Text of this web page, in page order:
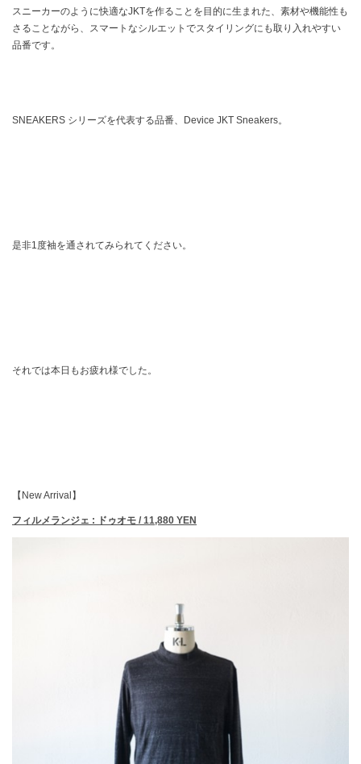
スニーカーのように快適なJKTを作ることを目的に生まれた、素材や機能性も
さることながら、スマートなシルエットでスタイリングにも取り入れやすい
品番です。
SNEAKERS シリーズを代表する品番、Device JKT Sneakers。
是非1度袖を通されてみられてください。
それでは本日もお疲れ様でした。
【New Arrival】
フィルメランジェ : ドゥオモ / 11,880 YEN